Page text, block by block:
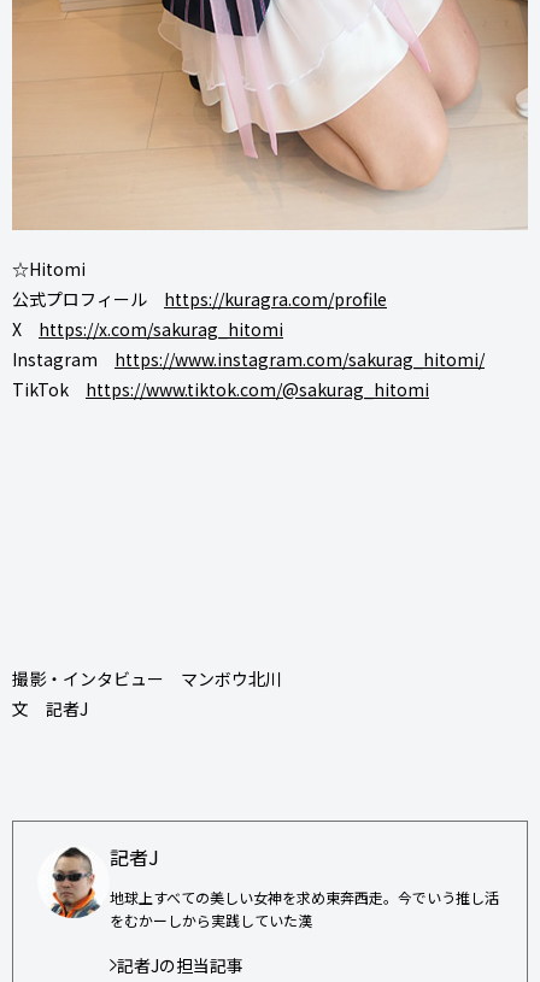
☆Hitomi
公式プロフィール https://kuragra.com/profile
X https://x.com/sakurag_hitomi
Instagram https://www.instagram.com/sakurag_hitomi/
TikTok https://www.tiktok.com/@sakurag_hitomi
撮影・インタビュー マンボウ北川
文 記者J
記者J
地球上すべての美しい女神を求め東奔西走。今でいう推し活
をむかーしから実践していた漢
記者Jの担当記事